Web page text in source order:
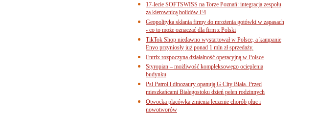
17-lecie SOFTSWISS na Torze Poznań: integracja zespołu
za kierownicą bolidów F4
Geopolityka skłania firmy do mrożenia gotówki w zapasach
- co to może oznaczać dla firm z Polski
TikTok Shop niedawno wystartował w Polsce, a kampanie
Enyo przyniosły już ponad 1 mln zł sprzedaży.
Entrix rozpoczyna działalność operacyjną w Polsce
Styropian – możliwość kompleksowego ocieplenia
budynku
Psi Patrol i dinozaury opanują G City Biała. Przed
mieszkańcami Białegostoku dzień pełen rodzinnych
Otwocka placówka zmienia leczenie chorób płuc i
nowotworów